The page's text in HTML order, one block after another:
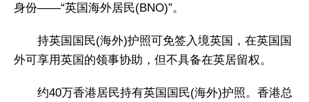
身份——“英国海外居民(BNO)”。
持英国国民(海外)护照可免签入境英国，在英国国
外可享用英国的领事协助，但不具备在英居留权。
约40万香港居民持有英国国民(海外)护照。香港总